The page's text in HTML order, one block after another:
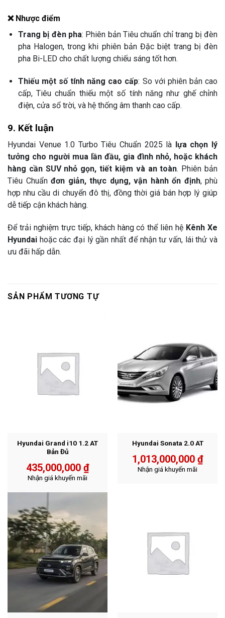
❌ Nhược điểm
Trang bị đèn pha: Phiên bản Tiêu chuẩn chỉ trang bị đèn
pha Halogen, trong khi phiên bản Đặc biệt trang bị đèn
pha Bi-LED cho chất lượng chiếu sáng tốt hơn.
Thiếu một số tính năng cao cấp: So với phiên bản cao
cấp, Tiêu chuẩn thiếu một số tính năng như ghế chỉnh
điện, cửa sổ trời, và hệ thống âm thanh cao cấp.
9. Kết luận
Hyundai Venue 1.0 Turbo Tiêu Chuẩn 2025 là lựa chọn lý
tưởng cho người mua lần đầu, gia đình nhỏ, hoặc khách
hàng cần SUV nhỏ gọn, tiết kiệm và an toàn. Phiên bản
Tiêu Chuẩn đơn giản, thực dụng, vận hành ổn định, phù
hợp nhu cầu di chuyển đô thị, đồng thời giá bán hợp lý giúp
dễ tiếp cận khách hàng.
Để trải nghiệm trực tiếp, khách hàng có thể liên hệ Kênh Xe
Hyundai hoặc các đại lý gần nhất để nhận tư vấn, lái thử và
ưu đãi hấp dẫn.
SẢN PHẨM TƯƠNG TỰ
Hyundai Grand i10 1.2 AT
Bản Đủ
435,000,000 ₫
Nhận giá khuyến mãi
Hyundai Sonata 2.0 AT
1,013,000,000 ₫
Nhận giá khuyến mãi